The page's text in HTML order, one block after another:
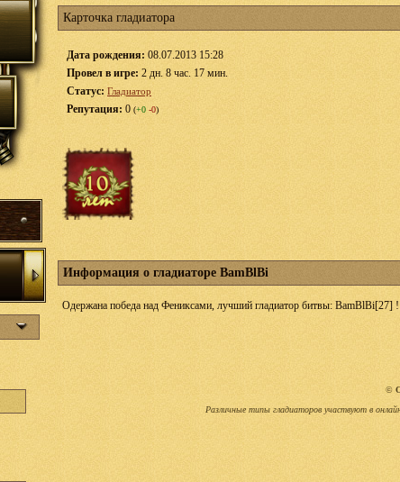
Карточка гладиатора
Дата рождения: 08.07.2013 15:28
Провел в игре: 2 дн. 8 час. 17 мин.
Статус: Гладиатор
Репутация: 0 (+0 -0)
Информация о гладиаторе BamBlBi
Одержана победа над Фениксами, лучший гладиатор битвы: BamBlBi[27] !
©
Различные типы гладиаторов участвуют в